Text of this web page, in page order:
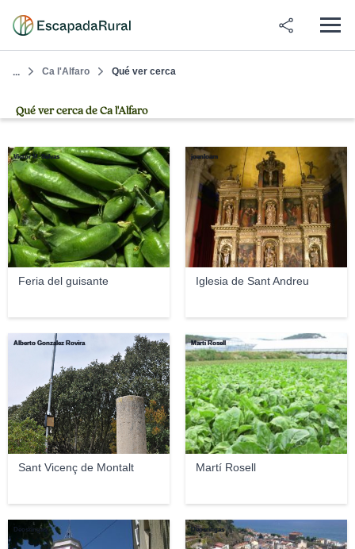
... Ca l'Alfaro Qué ver cerca
Qué ver cerca de Ca l'Alfaro
Feria del guisante
Victor M. Selvas
Iglesia de Sant Andreu
joanloam
Sant Vicenç de Montalt
Alberto Gonzalez Rovira
Martí Rosell
Martí Rosell
Deosringas Deosringas